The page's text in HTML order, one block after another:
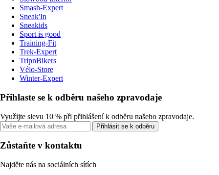
Smash-Expert
Sneak'In
Sneakids
Sport is good
Training-Fit
Trek-Expert
TripnBikers
Vélo-Store
Winter-Expert
Přihlaste se k odběru našeho zpravodaje
Využijte slevu 10 % při přihlášení k odběru našeho zpravodaje.
Přihlásit se k odběru
Zůstaňte v kontaktu
Najděte nás na sociálních sítích